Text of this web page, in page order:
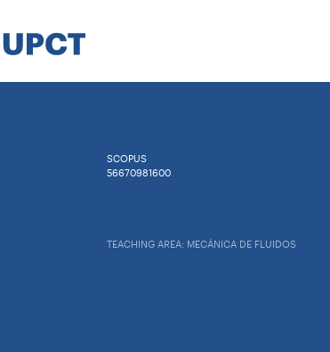
SCOPUS
56670981600
TEACHING AREA: MECÁNICA DE FLUIDOS